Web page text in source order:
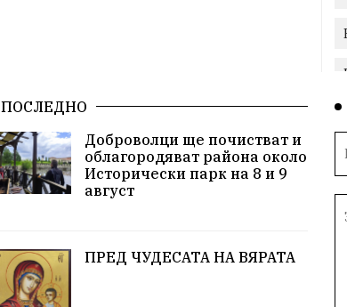
ПОСЛЕДНО
Доброволци ще почистват и
облагородяват района около
Исторически парк на 8 и 9
август
ПРЕД ЧУДЕСАТА НА ВЯРАТА